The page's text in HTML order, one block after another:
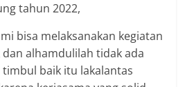
tahun 2022,
bisa melaksanakan kegiatan
alhamdulilah tidak ada
baik itu lakalantas